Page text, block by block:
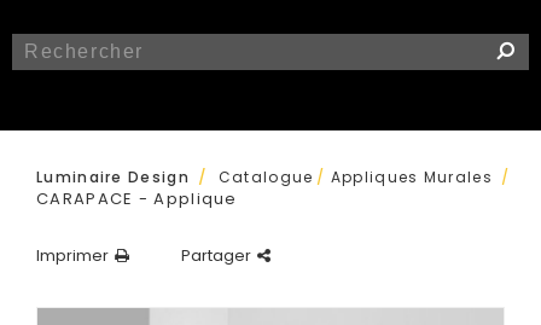
Luminaire Design / Catalogue / Appliques Murales /
CARAPACE - Applique
Imprimer Partager